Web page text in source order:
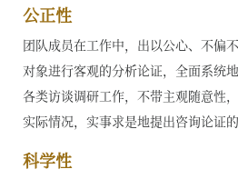
公正性
团队成员在工作中，出以公心、不偏
对象进行客观的分析论证，全面系统
各类访谈调研工作，不带主观随意性
实际情况，实事求是地提出咨询论证的
科学性